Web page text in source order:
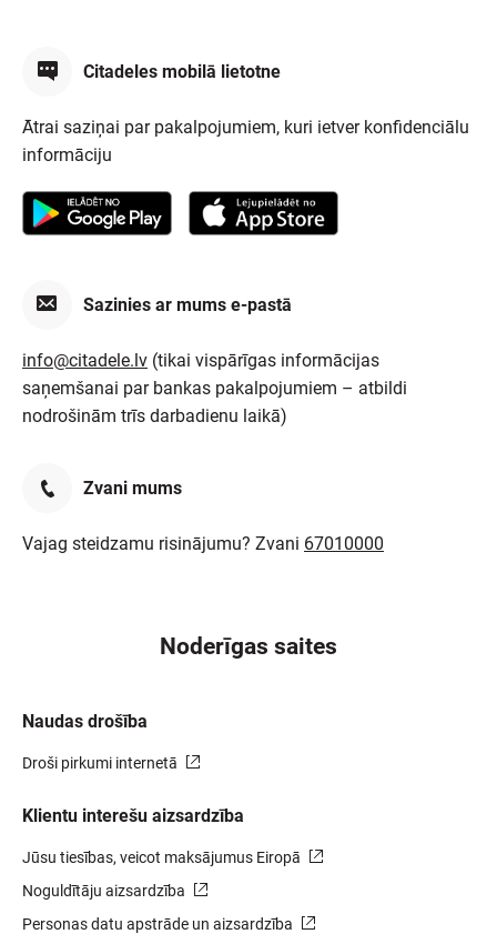
Citadeles mobilā lietotne
Ātrai saziņai par pakalpojumiem, kuri ietver konfidenciālu
informāciju
Sazinies ar mums e-pastā
info@citadele.lv (tikai vispārīgas informācijas
saņemšanai par bankas pakalpojumiem – atbildi
nodrošinām trīs darbadienu laikā)
Zvani mums
Vajag steidzamu risinājumu? Zvani 67010000
Noderīgas saites
Naudas drošība
Droši pirkumi internetā
Klientu interešu aizsardzība
Jūsu tiesības, veicot maksājumus Eiropā
Noguldītāju aizsardzība
Personas datu apstrāde un aizsardzība